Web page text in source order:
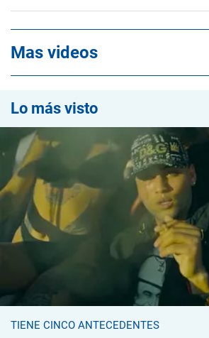
Mas videos
Lo más visto
TIENE CINCO ANTECEDENTES